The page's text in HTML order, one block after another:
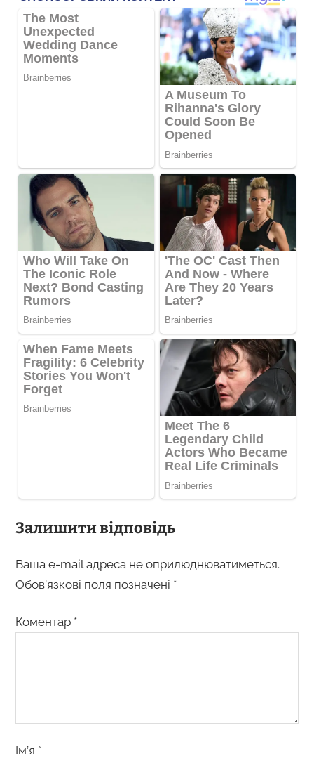
Залишити відповідь
Ваша e-mail адреса не оприлюднюватиметься.
Обов’язкові поля позначені *
Коментар *
Ім’я *